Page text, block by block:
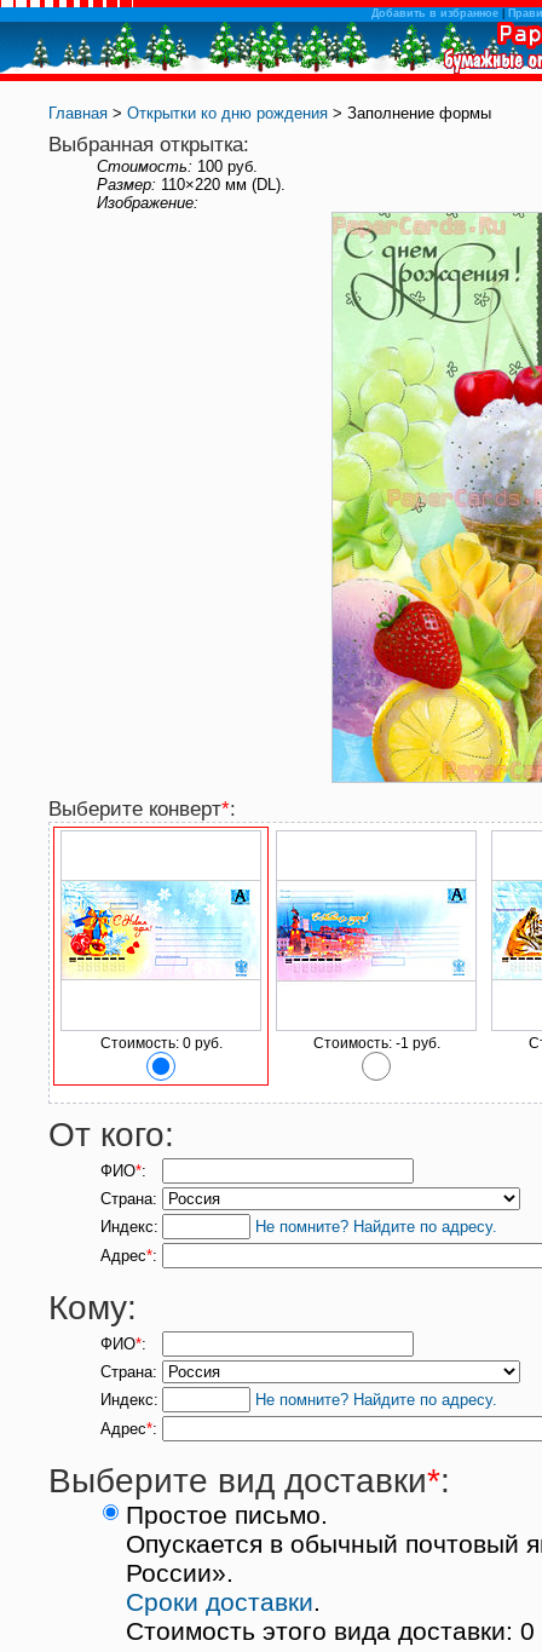
Добавить в избранное|
Главная > Открытки ко дню рождения > Заполнение формы
Выбранная открытка:
Стоимость: 100 руб.
Размер: 110×220 мм (DL).
Изображение:
Выберите конверт*:
Стоимость: 0 руб. Стоимость: -1 руб.
От кого:
ФИО*:
Страна:
Индекс:
Не помните? Найдите по адресу.
Адрес*:
Кому:
ФИО*:
Страна:
Индекс:
Не помните? Найдите по адресу.
Адрес*:
Выберите вид доставки*:
Простое письмо.
Опускается в обычный почтовый
России».
Сроки доставки
Стоимость этого вида доставки: 0